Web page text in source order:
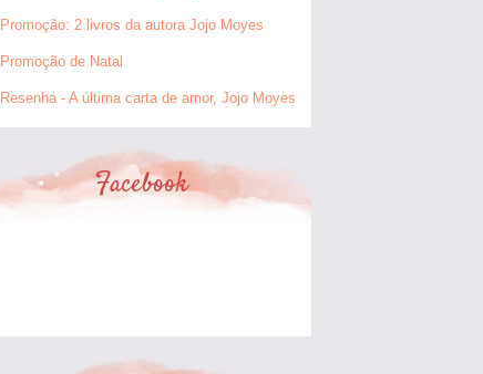
Promoção: 2 livros da autora Jojo Moyes
Promoção de Natal
Resenha - A última carta de amor, Jojo Moyes
Facebook